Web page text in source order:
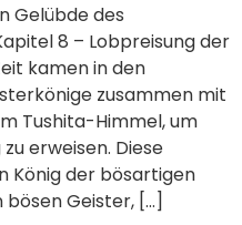
Gelübde des
8 – Lobpreisung der
kamen in den
zusammen mit
Tushita-Himmel, um
erweisen. Diese
König der bösartigen
bösen Geister, […]